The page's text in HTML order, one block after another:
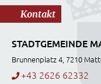
Kontakt
STADTGEMEINDE
Brunnenplatz 4, 7210
+43 2626 62332